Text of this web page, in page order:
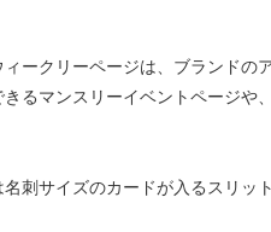
ィークリーページは、ブランド
るマンスリーイベントページや
刺サイズのカードが入るスリッ